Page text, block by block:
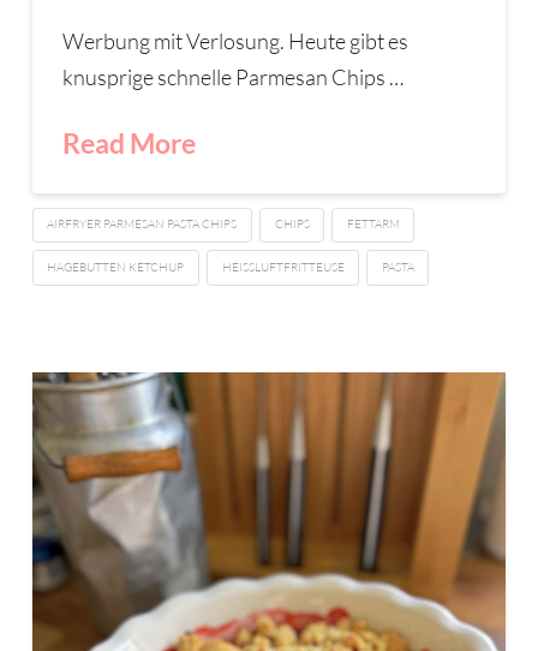
Werbung mit Verlosung. Heute gibt es
knusprige schnelle Parmesan Chips …
Read More
AIRFRYER PARMESAN PASTA CHIPS CHIPS FETTARM
HAGEBUTTEN KETCHUP HEISSLUFTFRITTEUSE PASTA